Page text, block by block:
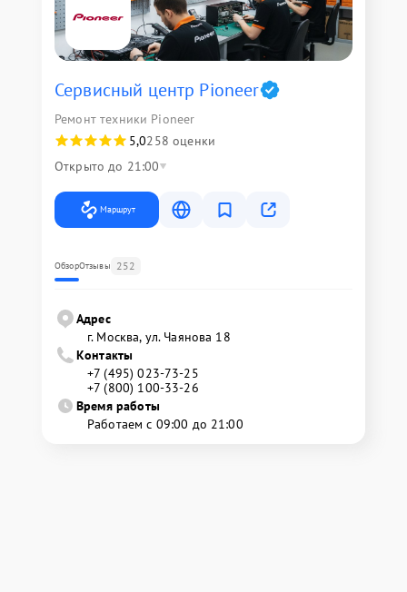
Сервисный центр Pioneer
Ремонт техники Pioneer
5,0258 оценки
Открыто до 21:00
Маршрут
ОбзорОтзывы 252
Адрес
г. Москва, ул. Чаянова 18
Контакты
+7 (495) 023-73-25
+7 (800) 100-33-26
Время работы
Работаем с 09:00 до 21:00